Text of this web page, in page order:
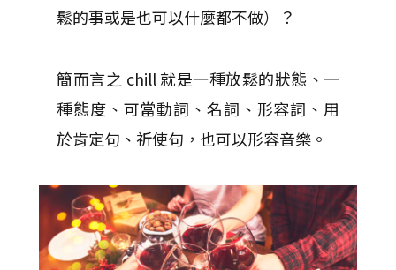
鬆的事或是也可以什麼都不做）？
簡而言之 chill 就是一種放鬆的狀態、一
種態度、可當動詞、名詞、形容詞、用
於肯定句、祈使句，也可以形容音樂。